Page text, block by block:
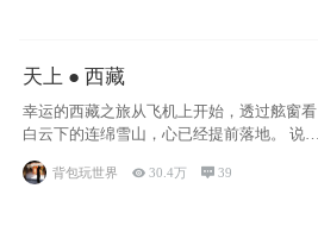
天上 ● 西藏
幸运的西藏之旅从飞机上开始，透过舷窗看
白云下的连绵雪山，心已经提前落地。 说此
背包玩世界  30.4万  39